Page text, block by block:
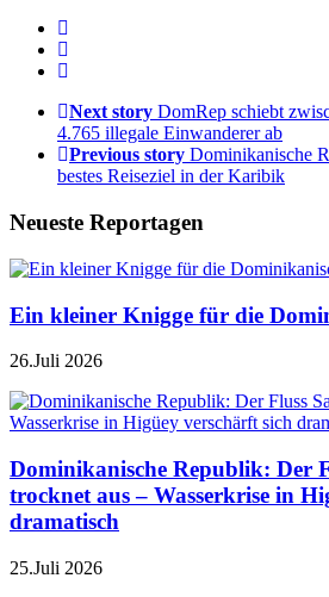
Next story DomRep schiebt
4.765 illegale Einwanderer ab
Previous story Dominikanische
bestes Reiseziel in der Karibik
Neueste Reportagen
Ein kleiner Knigge für die
26.Juli 2026
Dominikanische Republik: Der
trocknet aus – Wasserkrise in
dramatisch
25.Juli 2026